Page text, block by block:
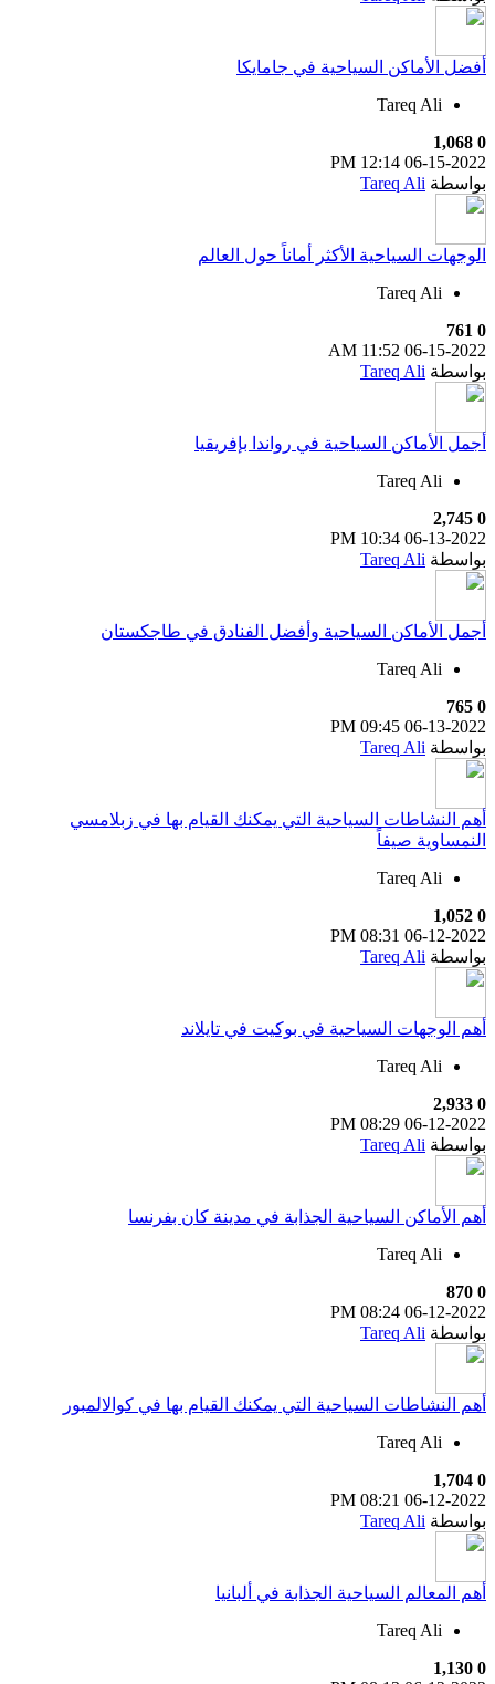
أفضل الأماكن السياحية في جامايكا
Tareq Ali
0
1,068
06-15-2022
12:14 PM
بواسطة Tareq Ali
الوجهات السياحية الأكثر أماناً حول العالم
Tareq Ali
0
761
06-15-2022
11:52 AM
بواسطة Tareq Ali
أجمل الأماكن السياحية في رواندا بإفريقيا
Tareq Ali
0
2,745
06-13-2022
10:34 PM
بواسطة Tareq Ali
أجمل الأماكن السياحية وأفضل الفنادق في طاجكستان
Tareq Ali
0
765
06-13-2022
09:45 PM
بواسطة Tareq Ali
أهم النشاطات السياحية التي يمكنك القيام بها في زبلامسي
النمساوية صيفاً
Tareq Ali
0
1,052
06-12-2022
08:31 PM
بواسطة Tareq Ali
أهم الوجهات السياحية في بوكيت في تايلاند
Tareq Ali
0
2,933
06-12-2022
08:29 PM
بواسطة Tareq Ali
أهم الأماكن السياحية الجذابة في مدينة كان بفرنسا
Tareq Ali
0
870
06-12-2022
08:24 PM
بواسطة Tareq Ali
أهم النشاطات السياحية التي يمكنك القيام بها في كوالالمبور
Tareq Ali
0
1,704
06-12-2022
08:21 PM
بواسطة Tareq Ali
أهم المعالم السياحية الجذابة في ألبانيا
Tareq Ali
0
1,130